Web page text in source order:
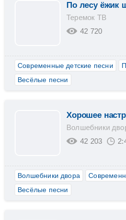
По лесу ёжик
Теремок ТВ
42 720
Современные детские песни
Весёлые песни
Хорошее
Волшебники
42 203
Волшебники двора
Весёлые песни